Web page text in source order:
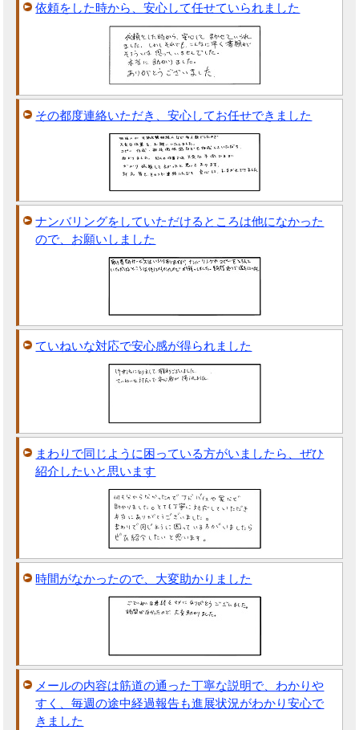
依頼をした時から、安心して任せていられました
その都度連絡いただき、安心してお任せできました
ナンバリングをしていただけるところは他になかった
ので、お願いしました
ていねいな対応で安心感が得られました
まわりで同じように困っている方がいましたら、ぜひ
紹介したいと思います
時間がなかったので、大変助かりました
メールの内容は筋道の通った丁寧な説明で、わかりや
すく、毎週の途中経過報告も進展状況がわかり安心で
きました